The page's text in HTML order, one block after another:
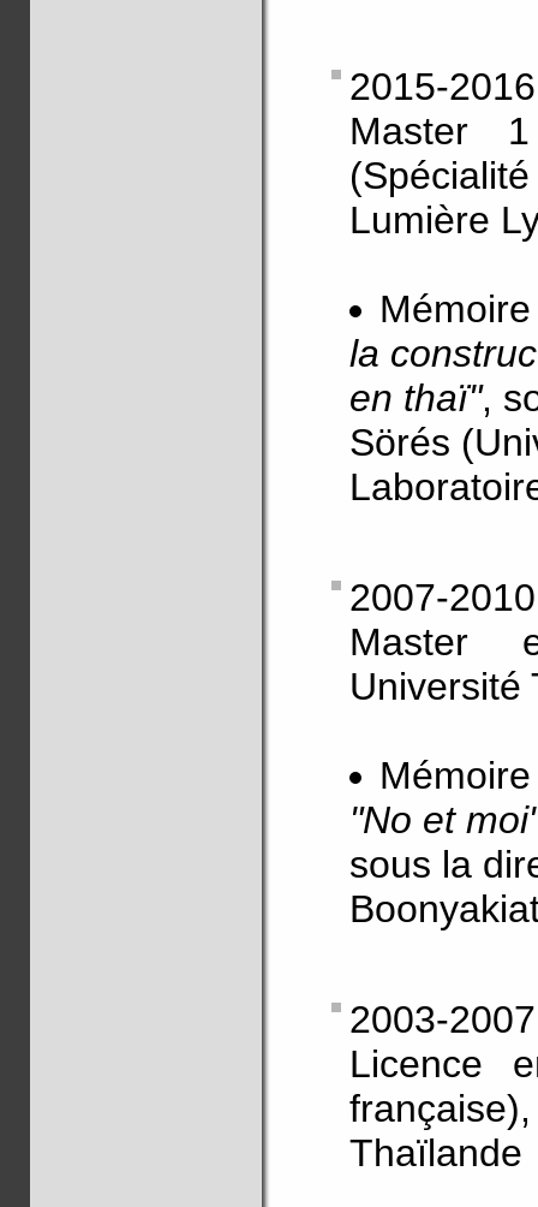
2015-2016
Master
Lumière
la
en thaï",
Sörés
2007-2010
Master
Université
"No et
sous la
2003-2007
Licence
Thaïlande